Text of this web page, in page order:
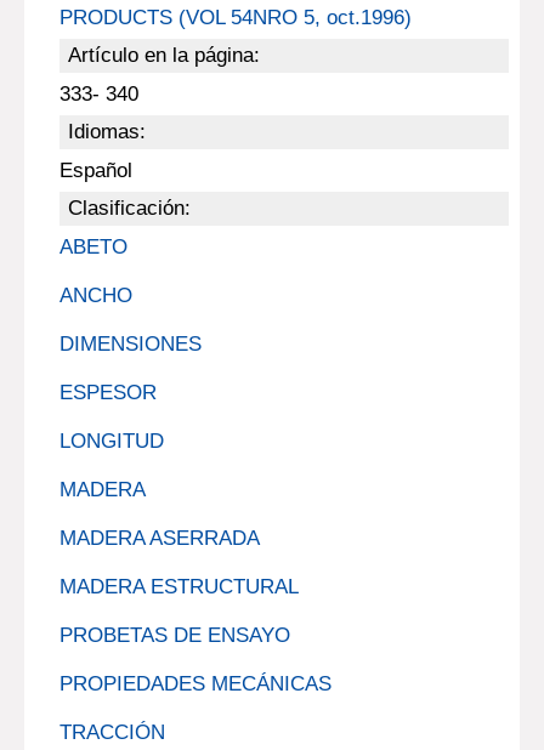
PRODUCTS (VOL 54NRO 5, oct.1996)
Artículo en la página:
333- 340
Idiomas:
Español
Clasificación:
ABETO
ANCHO
DIMENSIONES
ESPESOR
LONGITUD
MADERA
MADERA ASERRADA
MADERA ESTRUCTURAL
PROBETAS DE ENSAYO
PROPIEDADES MECÁNICAS
TRACCIÓN